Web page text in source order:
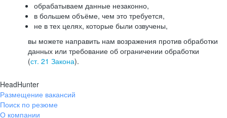
обрабатываем данные незаконно,
в большем объёме, чем это требуется,
не в тех целях, которые были озвучены,
вы можете направить нам возражения против обработки
данных или требование об ограничении обработки
(ст. 21 Закона).
HeadHunter
Размещение вакансий
Поиск по резюме
О компании